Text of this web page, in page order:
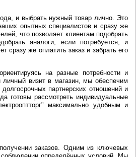
и выбрать нужный товар лично. Это
опытных специалистов и сразу же
что позволяет клиентам подобрать
аналоги, если потребуется, и
сразу же оплатить заказ и забрать его
на разные потребности и
визит в магазин, мы обеспечим
партнерских отношений и
готовы рассмотреть индивидуальные
максимально удобным и
заказов. Одним из ключевых